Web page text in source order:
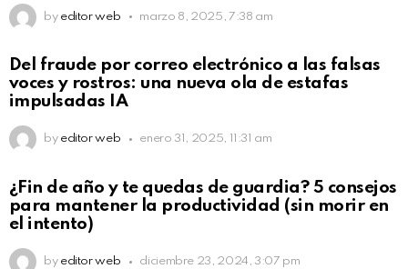
by editor web marzo 8, 2025, 7:38 am
Del fraude por correo electrónico a las falsas
voces y rostros: una nueva ola de estafas
impulsadas IA
by editor web enero 31, 2025, 11:31 am
¿Fin de año y te quedas de guardia? 5 consejos
para mantener la productividad (sin morir en
el intento)
by editor web diciembre 23, 2024, 3:07 pm